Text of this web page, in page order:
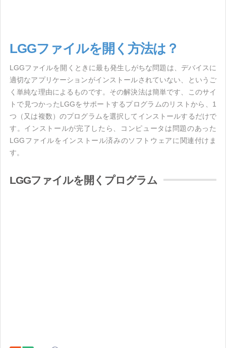
LGGファイルを開く方法は？
LGGファイルを開くときに最も発生しがちな問題は、デバイスに
適切なアプリケーションがインストールされていない、というご
く単純な理由によるものです。その解決法は簡単です、このサイ
トで見つかったLGGをサポートするプログラムのリストから、1
つ（又は複数）のプログラムを選択してインストールするだけで
す。インストールが完了したら、コンピュータは問題のあった
LGGファイルをインストール済みのソフトウェアに関連付けま
す。
LGGファイルを開くプログラム